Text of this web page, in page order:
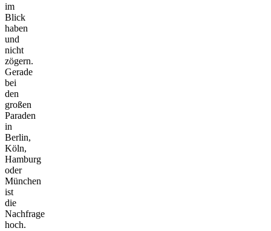
im
Blick
haben
und
nicht
zögern.
Gerade
bei
den
großen
Paraden
in
Berlin,
Köln,
Hamburg
oder
München
ist
die
Nachfrage
hoch.